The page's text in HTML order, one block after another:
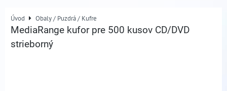
Úvod Obaly / Puzdrá / Kufre
MediaRange kufor pre 500 kusov CD/DVD
strieborný